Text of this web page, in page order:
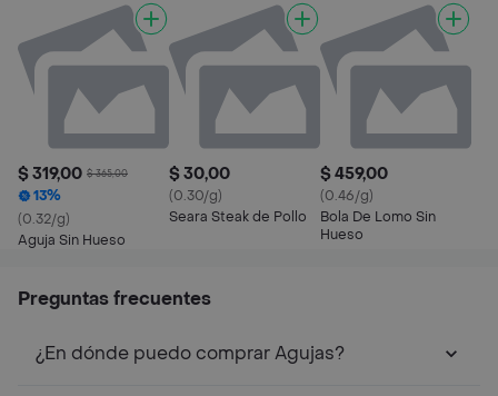
$ 319,00 $ 365,00
13%
(0.32/g)
Aguja Sin Hueso
$ 30,00
(0.30/g)
Seara Steak de Pollo
$ 459,00
(0.46/g)
Bola De Lomo Sin
Hueso
Preguntas frecuentes
¿En dónde puedo comprar Agujas?